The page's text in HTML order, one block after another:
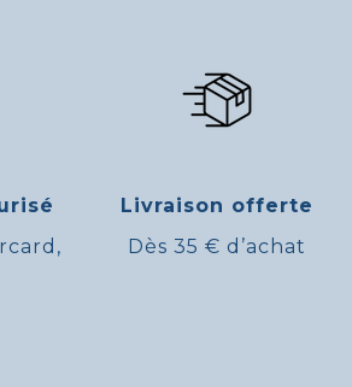
Livraison offerte
Dès 35 € d’achat